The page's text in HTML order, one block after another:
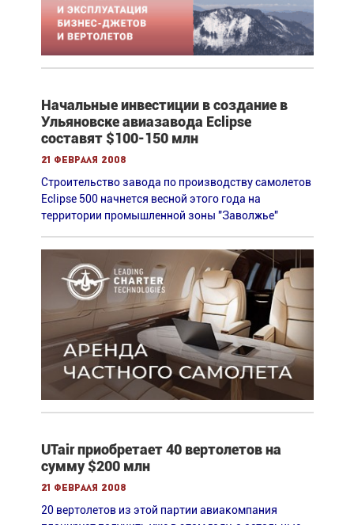
Начальные инвестиции в создание в
Ульяновске авиазавода Eclipse
составят $100-150 млн
21 февраля 2008
Строительство завода по производству самолетов
Eclipse 500 начнется весной этого года на
территории промышленной зоны "Заволжье"
UTair приобретает 40 вертолетов на
сумму $200 млн
21 февраля 2008
20 вертолетов из этой партии авиакомпания